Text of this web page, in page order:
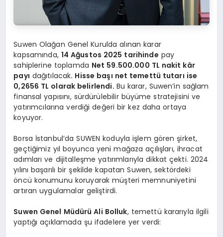
Suwen Olağan Genel Kurulda alınan karar
kapsamında, 14 Ağustos 2025 tarihinde pay
sahiplerine toplamda Net 59.500.000 TL nakit kâr
payı dağıtılacak. Hisse başı net temettü tutarı ise
0,2656 TL olarak belirlendi. Bu karar, Suwen’in sağlam
finansal yapısını, sürdürülebilir büyüme stratejisini ve
yatırımcılarına verdiği değeri bir kez daha ortaya
koyuyor.
Borsa İstanbul’da SUWEN koduyla işlem gören şirket,
geçtiğimiz yıl boyunca yeni mağaza açılışları, ihracat
adımları ve dijitalleşme yatırımlarıyla dikkat çekti. 2024
yılını başarılı bir şekilde kapatan Suwen, sektördeki
öncü konumunu koruyarak müşteri memnuniyetini
artıran uygulamalar geliştirdi.
Suwen Genel Müdürü Ali Bolluk, temettü kararıyla ilgili
yaptığı açıklamada şu ifadelere yer verdi: